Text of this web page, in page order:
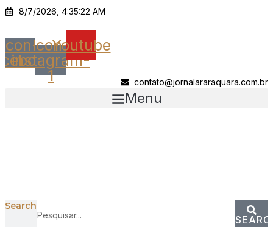
Ir
o
conteúdo
8/7/2026, 4:35:22 AM
Icon-Icon-
instagram-
1
Youtube
contato@jornalararaquara.com.br
Menu
Search